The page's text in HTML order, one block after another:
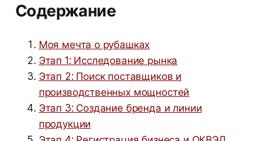
Содержание
Моя мечта о рубашках
Этап 1: Исследование рынка
Этап 2: Поиск поставщиков и
производственных мощностей
Этап 3: Создание бренда и линии
продукции